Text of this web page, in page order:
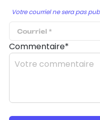
Votre courriel ne sera pas
Commentaire*